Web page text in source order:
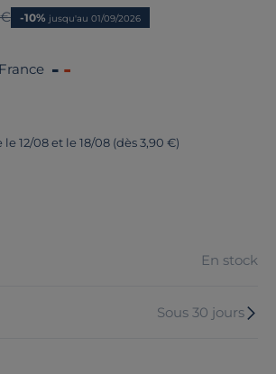
prix
-10% jusqu'au 01/09/2026
le 12/08 et le 18/08 (dès 3,90 €)
En stock
Sous 30 jours